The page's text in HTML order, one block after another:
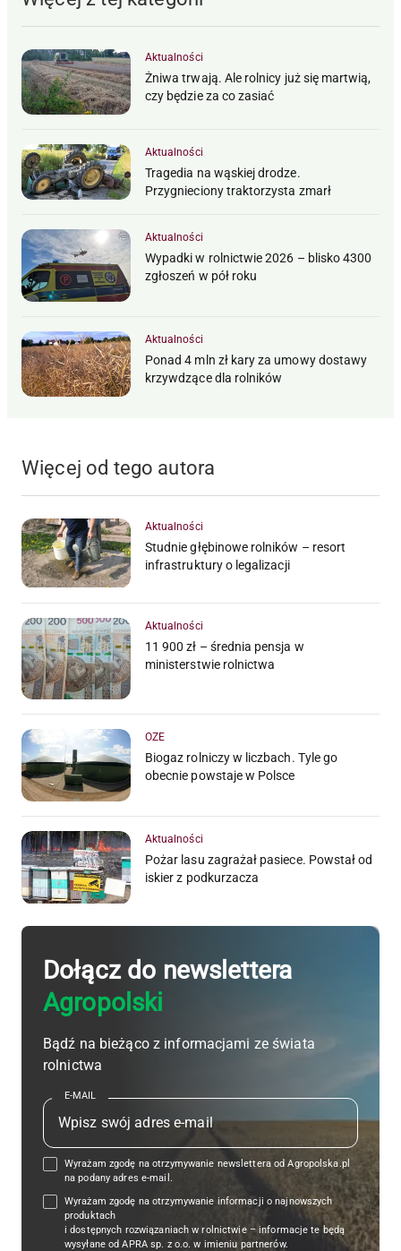
Aktualności
Żniwa trwają. Ale rolnicy już się martwią,
czy będzie za co zasiać
Aktualności
Tragedia na wąskiej drodze.
Przygnieciony traktorzysta zmarł
Aktualności
Wypadki w rolnictwie 2026 – blisko 4300
zgłoszeń w pół roku
Aktualności
Ponad 4 mln zł kary za umowy dostawy
krzywdzące dla rolników
Więcej od tego autora
Aktualności
Studnie głębinowe rolników – resort
infrastruktury o legalizacji
Aktualności
11 900 zł – średnia pensja w
ministerstwie rolnictwa
OZE
Biogaz rolniczy w liczbach. Tyle go
obecnie powstaje w Polsce
Aktualności
Pożar lasu zagrażał pasiece. Powstał od
iskier z podkurzacza
Dołącz do newslettera
Agropolski
Bądź na bieżąco z informacjami ze świata
rolnictwa
E-MAIL
Wyrażam zgodę na otrzymywanie newslettera od Agropolska.pl
na podany adres e-mail.
Wyrażam zgodę na otrzymywanie informacji o najnowszych
produktach
i dostępnych rozwiązaniach w rolnictwie – informacje te będą
wysyłane od APRA sp. z o.o. w imieniu partnerów.